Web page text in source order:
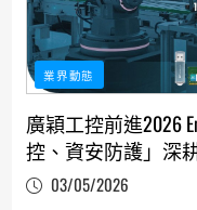
業界動態
廣穎工控前進2026
控、資安防護」深
03/05/2026